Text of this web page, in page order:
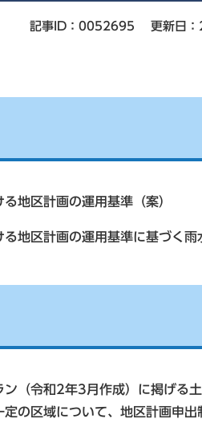
記事ID：0052695 更新日
地区計画の運用基準（案）
地区計画の運用基準に基づく雨
ン（令和2年3月作成）に掲げる
の区域について、地区計画申